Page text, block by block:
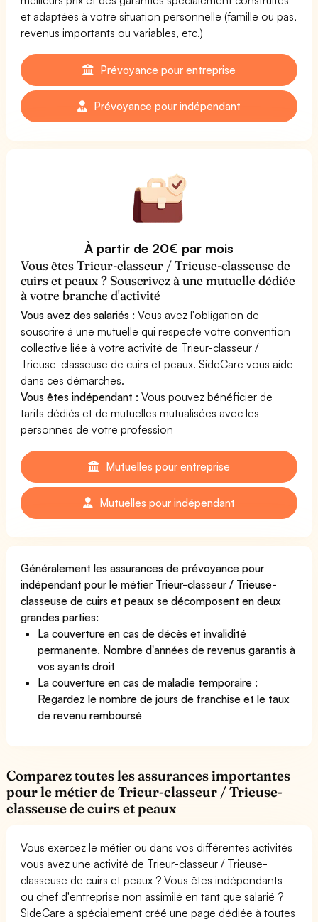
et adaptées à votre situation personnelle (famille ou pas,
revenus importants ou variables, etc.)
Prévoyance pour entreprise
Prévoyance pour indépendant
À partir de 20€ par mois
Vous êtes Trieur-classeur / Trieuse-classeuse de
cuirs et peaux ? Souscrivez à une mutuelle dédiée
à votre branche d'activité
Vous avez des salariés : Vous avez l'obligation de
souscrire à une mutuelle qui respecte votre convention
collective liée à votre activité de Trieur-classeur /
Trieuse-classeuse de cuirs et peaux. SideCare vous aide
dans ces démarches.
Vous êtes indépendant : Vous pouvez bénéficier de
tarifs dédiés et de mutuelles mutualisées avec les
personnes de votre profession
Mutuelles pour entreprise
Mutuelles pour indépendant
Généralement les assurances de prévoyance pour
indépendant pour le métier Trieur-classeur / Trieuse-
classeuse de cuirs et peaux se décomposent en deux
grandes parties:
La couverture en cas de décès et invalidité
permanente. Nombre d'années de revenus garantis à
vos ayants droit
La couverture en cas de maladie temporaire :
Regardez le nombre de jours de franchise et le taux
de revenu remboursé
Comparez toutes les assurances importantes
pour le métier de Trieur-classeur / Trieuse-
classeuse de cuirs et peaux
Vous exercez le métier ou dans vos différentes activités
vous avez une activité de Trieur-classeur / Trieuse-
classeuse de cuirs et peaux ? Vous êtes indépendants
ou chef d'entreprise non assimilé en tant que salarié ?
SideCare a spécialement créé une page dédiée à toutes